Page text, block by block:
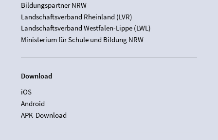
Bildungspartner NRW
Landschaftsverband Rheinland (LVR)
Landschaftsverband Westfalen-Lippe (LWL)
Ministerium für Schule und Bildung NRW
Download
iOS
Android
APK-Download